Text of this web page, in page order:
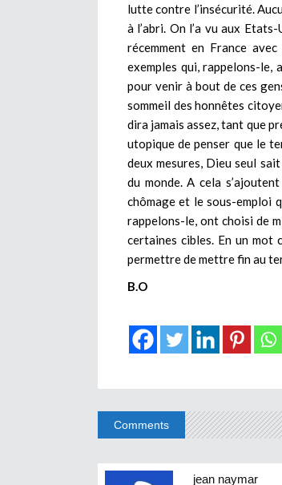
lutte contre l’insécurité.
à l’abri. On l’a vu aux
récemment en France
exemples qui, rappelons-
pour venir à bout de ces
sommeil des honnêtes
dira jamais assez, tant que
utopique de penser que le
deux mesures, Dieu seul
du monde. A cela
chômage et le sous-emploi
rappelons-le, ont choisi de
certaines cibles. En un mot
permettre de mettre fin au
B.O
Comments
jean naymar